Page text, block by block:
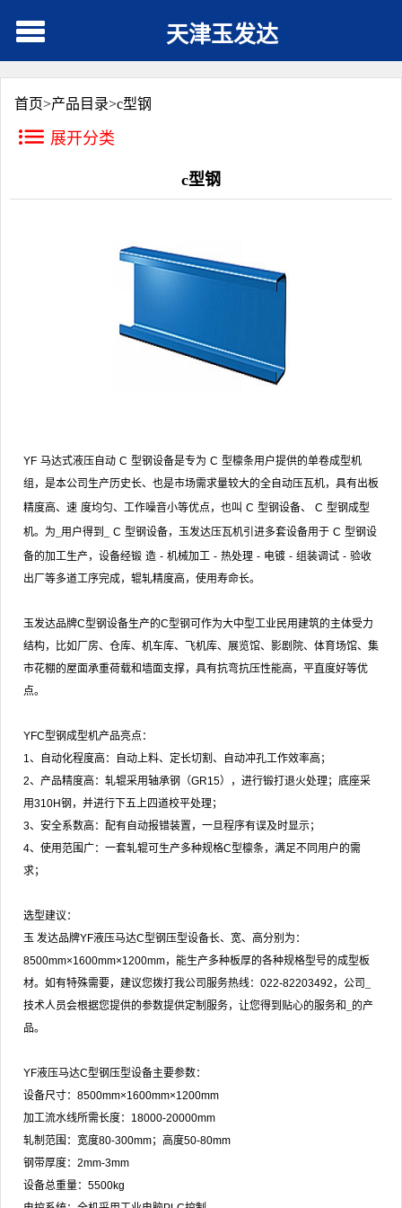
天津玉发达
首页>产品目录>c型钢
展开分类
c型钢
YF 马达式液压自动 C 型钢设备是专为 C 型檩条用户提供的单卷成型机
组，是本公司生产历史长、也是市场需求量较大的全自动压瓦机，具有出板
精度高、速 度均匀、工作噪音小等优点，也叫 C 型钢设备、 C 型钢成型
机。为_用户得到_
C 型钢设备，玉发达压瓦机引进多套设备用于 C 型钢设
备的加工生产，设备经锻 造 - 机械加工 - 热处理 - 电镀 - 组装调试 - 验收
出厂等多道工序完成，辊轧精度高，使用寿命长。
玉发达品牌C型钢设备生产的C型钢可作为大中型工业民用建筑的主体受力
结构，比如厂房、仓库、机车库、飞机库、展览馆、影剧院、体育场馆、集
市花棚的屋面承重荷载和墙面支撑，具有抗弯抗压性能高，平直度好等优
点。
YFC型钢成型机产品亮点：
1、自动化程度高：自动上料、定长切割、自动冲孔工作效率高；
2、产品精度高：轧辊采用轴承钢 （GR15）
，进行锻打退火处理；底座采
用310H钢，并进行下五上四道校平处理；
3、安全系数高：配有自动报错装置，一旦程序有误及时显示；
4、使用范围广：一套轧辊可生产多种规格C型檩条，满足不同用户的需
求；
选型建议：
玉 发达品牌YF液压马达C型钢压型设备长、宽、高分别为：
8500mm×1600mm×1200mm，能生产多种板厚的各种规格型号的成型板
材。如有特殊需要，建议您拨打我公司服务热线： 022-82203492 ，公司_
技术人员会根据您提供的参数提供定制服务，让您得到贴心的服务和_的产
品。
YF液压马达C型钢压型设备主要参数：
设备尺寸： 8500mm×1600mm×1200mm
加工流水线所需长度： 18000-20000mm
轧制范围：宽度80-300mm； 高度50-80mm
钢带厚度： 2mm-3mm
设备总重量： 5500kg